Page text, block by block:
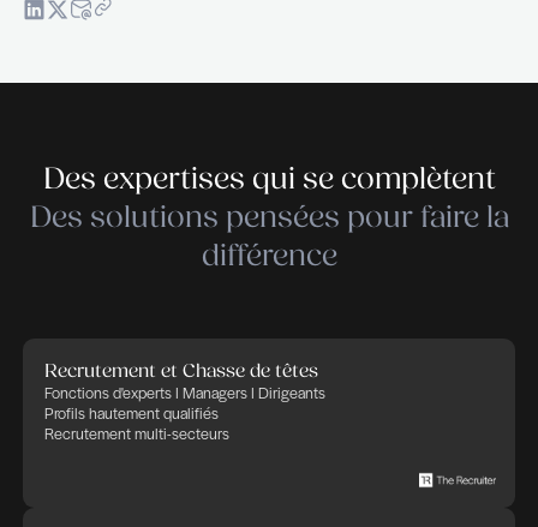
Dans ce contexte, l’évaluation de l’expertise
charge une part croissante des tâches
mesurer.
Pour la profession des recruteurs, cela implique
changement profond de méthode: il ne s’agit plus
seulement d’évaluer ce que le candidat sait faire
Les entretiens vont évoluer vers une analyse
cas d’usage, de la capacité à travailler avec ces
poser un regard critique sur leurs outputs et à
Le recrutement en sera d’autant plus